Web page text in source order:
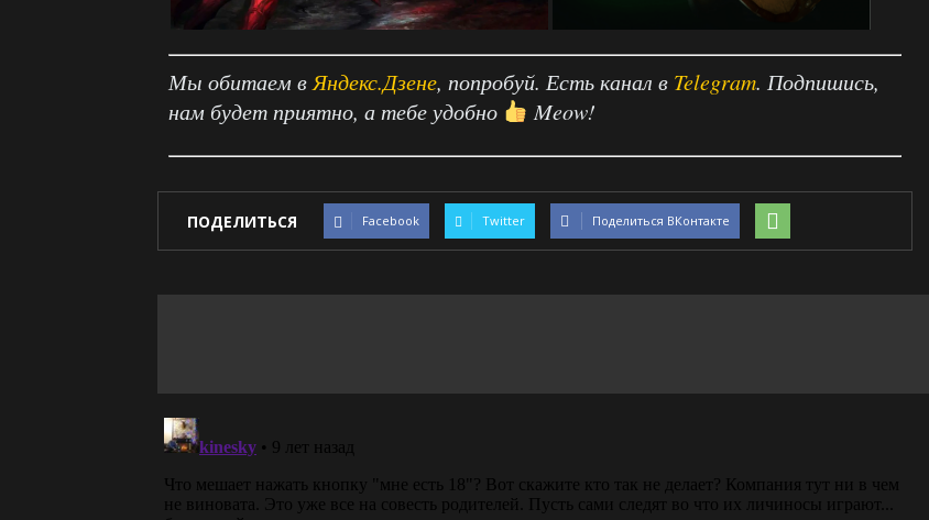
Мы обитаем вЯндекс.Дзене, попробуй. Есть канал в Telegram. Подпишись,
нам будет приятно, а тебе удобно
Meow!
ПОДЕЛИТЬСЯ Facebook Twitter Поделиться ВКонтакте